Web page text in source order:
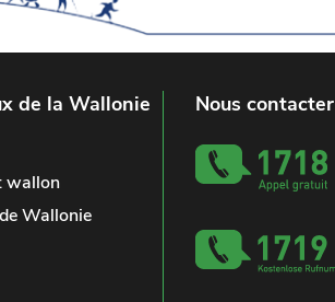
de la Wallonie
wallon
Wallonie
Nous contacter